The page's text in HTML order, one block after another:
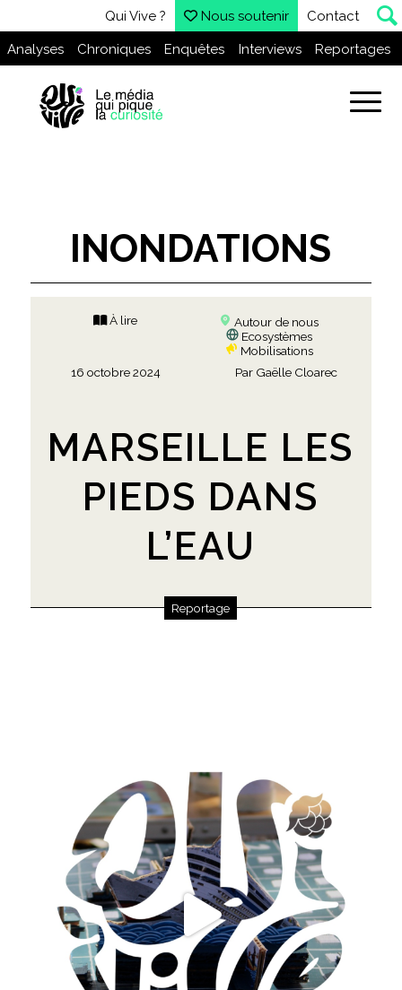
Qui Vive ? Nous soutenir Contact
Analyses Chroniques Enquêtes Interviews Reportages
INONDATIONS
À lire
Autour de nous
Ecosystèmes
Mobilisations
16 octobre 2024
Par Gaëlle Cloarec
MARSEILLE LES
PIEDS DANS
L’EAU
Reportage